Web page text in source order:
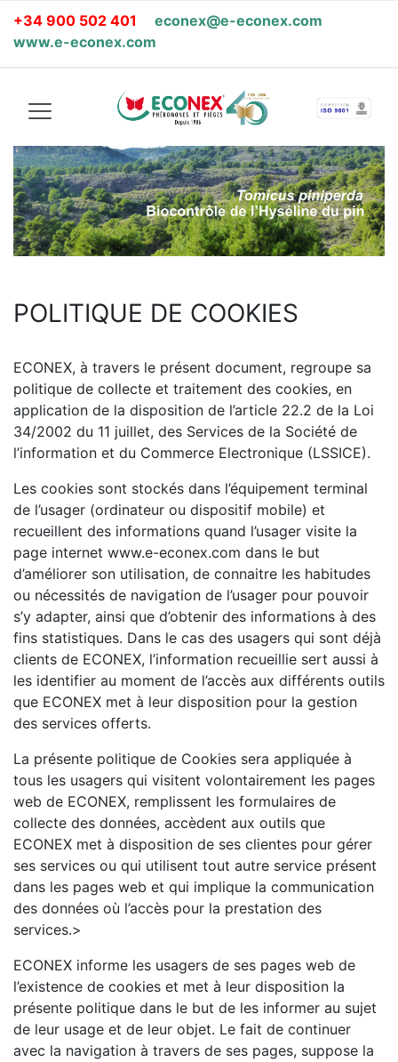
+34 900 502 401
econex@e-econex.com
www.e-econex.com
POLITIQUE DE COOKIES
ECONEX, à travers le présent document, regroupe sa
politique de collecte et traitement des cookies, en
application de la disposition de l’article 22.2 de la Loi
34/2002 du 11 juillet, des Services de la Société de
l’information et du Commerce Electronique (LSSICE).
Les cookies sont stockés dans l’équipement terminal
de l’usager (ordinateur ou dispositif mobile) et
recueillent des informations quand l’usager visite la
page internet www.e-econex.com dans le but
d’améliorer son utilisation, de connaitre les habitudes
ou nécessités de navigation de l’usager pour pouvoir
s’y adapter, ainsi que d’obtenir des informations à des
fins statistiques. Dans le cas des usagers qui sont déjà
clients de ECONEX, l’information recueillie sert aussi à
les identifier au moment de l’accès aux différents outils
que ECONEX met à leur disposition pour la gestion
des services offerts.
La présente politique de Cookies sera appliquée à
tous les usagers qui visitent volontairement les pages
web de ECONEX, remplissent les formulaires de
collecte des données, accèdent aux outils que
ECONEX met à disposition de ses clientes pour gérer
ses services ou qui utilisent tout autre service présent
dans les pages web et qui implique la communication
des données où l’accès pour la prestation des
services.>
ECONEX informe les usagers de ses pages web de
l’existence de cookies et met à leur disposition la
présente politique dans le but de les informer au sujet
de leur usage et de leur objet. Le fait de continuer
avec la navigation à travers de ses pages, suppose la